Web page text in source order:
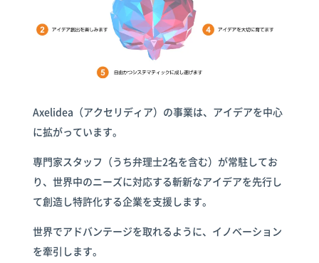
ット
Axelidea（アクセリディア）の事業は、アイデアを中心
に拡がっています。
専門家スタッフ（うち弁理士2名を含む）が常駐してお
り、世界中のニーズに対応する斬新なアイデアを先行し
て創造し特許化する企業を支援します。
世界でアドバンテージを取れるように、イノベーション
を牽引します。